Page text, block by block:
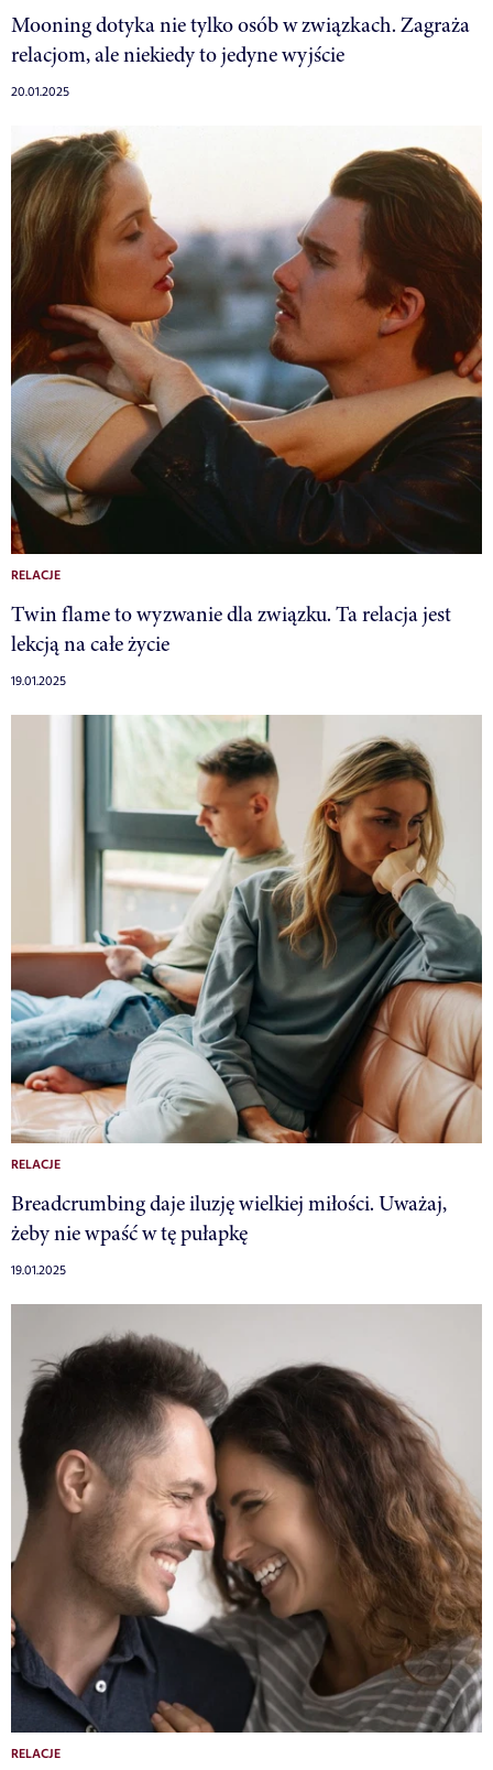
Mooning dotyka nie tylko osób w związkach. Zagraża
relacjom, ale niekiedy to jedyne wyjście
20.01.2025
RELACJE
Twin flame to wyzwanie dla związku. Ta relacja jest
lekcją na całe życie
19.01.2025
RELACJE
Breadcrumbing daje iluzję wielkiej miłości. Uważaj,
żeby nie wpaść w tę pułapkę
19.01.2025
RELACJE